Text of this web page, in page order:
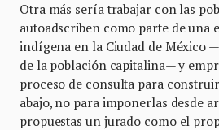
Otra más sería trabajar con las
autoadscriben como parte de una
indígena en la Ciudad de México
de la población capitalina— y
proceso de consulta para
abajo, no para imponerlas desde
propuestas un jurado como el